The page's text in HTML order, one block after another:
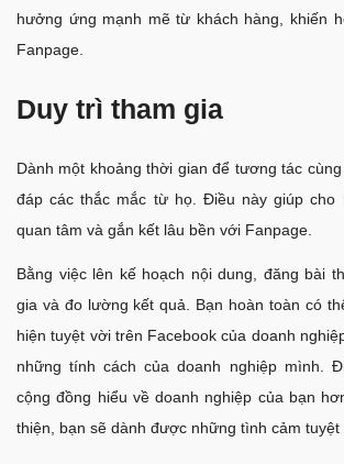
hưởng ứng mạnh mẽ từ khách hàng, khiến
Fanpage.
Duy trì tham gia
Dành một khoảng thời gian để tương tác
đáp các thắc mắc từ họ. Điều này giúp cho
quan tâm và gắn kết lâu bền với Fanpage.
Bằng việc lên kế hoạch nội dung, đăng bài
gia và đo lường kết quả. Bạn hoàn toàn có
hiện tuyệt vời trên Facebook của doanh
những tính cách của doanh nghiệp mình.
cộng đồng hiểu về doanh nghiệp của bạn
thiện, bạn sẽ dành được những tình cảm